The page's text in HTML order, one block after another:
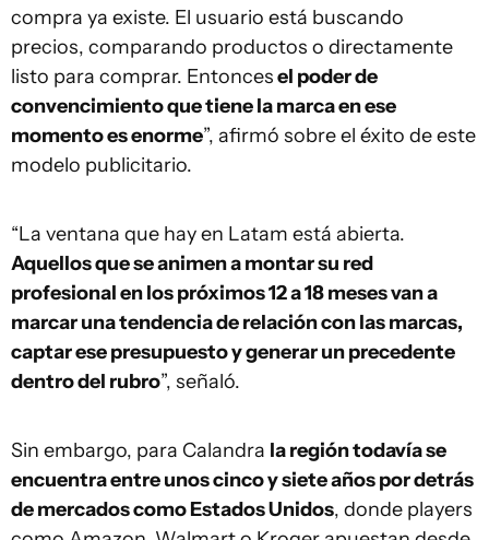
compra ya existe. El usuario está buscando
precios, comparando productos o directamente
listo para comprar. Entoncesel poder de
convencimiento que tiene la marca en ese
momento es enorme”, afirmó sobre el éxito de este
modelo publicitario.
“La ventana que hay en Latam está abierta.
Aquellos que se animen a montar su red
profesional en los próximos 12 a 18 meses van a
marcar una tendencia de relación con las marcas,
captar ese presupuesto y generar un precedente
dentro del rubro”, señaló.
Sin embargo, para Calandra la región todavía se
encuentra entre unos cinco y siete años por detrás
de mercados como Estados Unidos, donde players